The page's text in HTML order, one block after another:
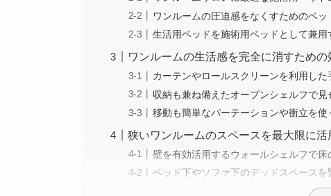
ワンルームの圧迫感をなくすためのベ
生活用ベッドを施術用ベッドとして兼
ワンルームの生活感を完全に消すため
カーテンやロールスクリーンを利用し
収納も兼ね備えたオープンシェルフで
移動も簡単なパーテーションや衝立を
狭いワンルームのスペースを最大限に
壁を有効活用するウォールシェルフで
ベッド下やソファ下のデッドスペース